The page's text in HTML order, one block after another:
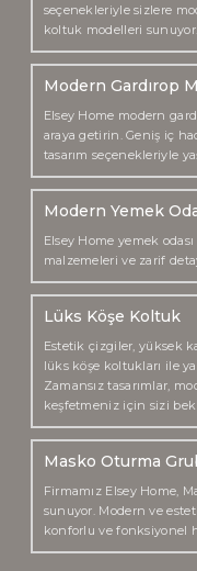
seçenekleriyle sizlere
koltuk modelleri sunuyor.
Modern Gardırop
Elsey Home modern
araya getirin. Geniş iç
tasarım seçenekleriyle
Modern Yemek
Elsey Home yemek
malzemeleri ve zarif
Lüks Köşe Koltuk
Estetik çizgiler, yüksek
lüks köşe koltukları ile
Zamansız tasarımlar,
keşfetmeniz için sizi
Masko Oturma
Firmamız Elsey Home,
sunuyor. Modern ve
konforlu ve fonksiyonel